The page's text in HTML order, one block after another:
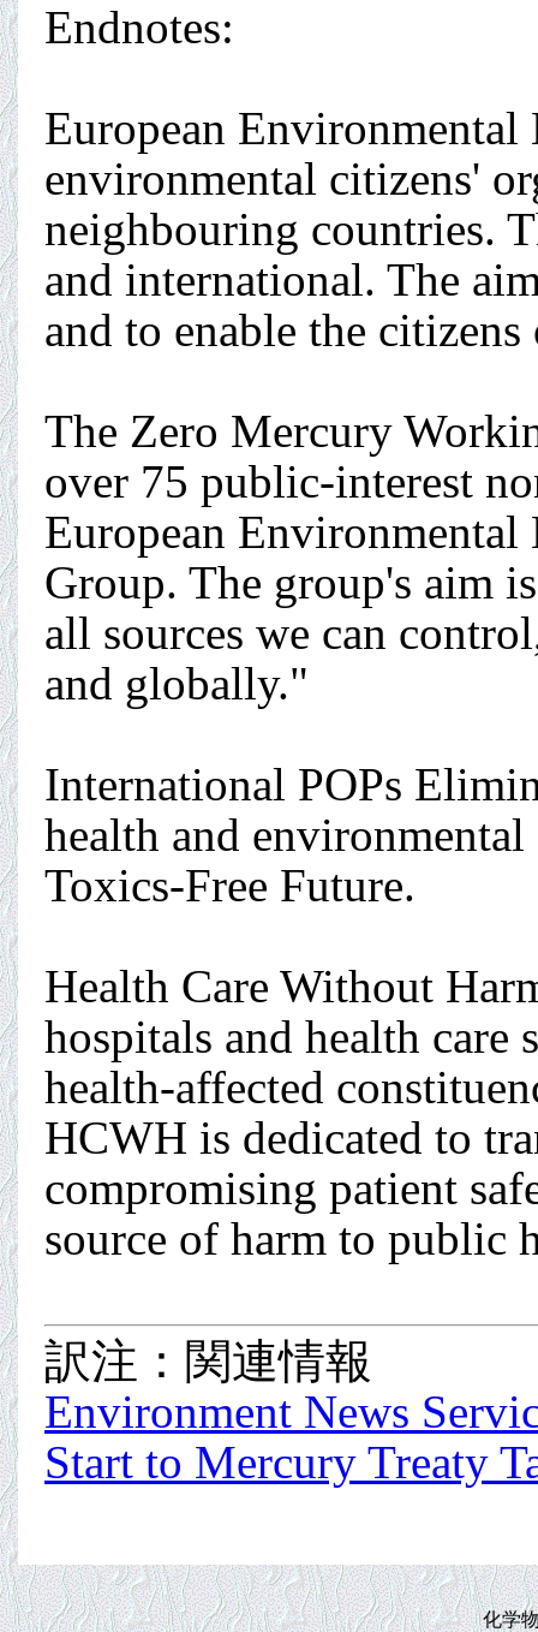
Endnotes:
European
environmental citizens'
neighbouring countries.
and international. The
and to enable the
The Zero Mercury
over 75 public-interest
European
Group. The group's aim
all sources we can
and globally."
International POPs
health and
Toxics-Free Future.
Health Care Without
hospitals and health care
health-affected
HCWH is dedicated to
compromising patient
source of harm to public
訳注：関連情報
Environment News
Start to Mercury Treaty
化学